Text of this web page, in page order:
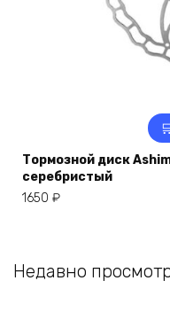
Тормозной диск
серебристый
1650 ₽
Недавно